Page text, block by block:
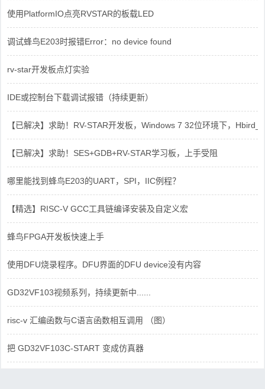
使用PlatformIO点亮RVSTAR的板载LED
调试蜂鸟E203时报错Error：no device found
rv-star开发板点灯实验
IDE或控制台下载调试报错（持续更新）
【已解决】求助！RV-STAR开发板，Windows 7 32位环境下，
【已解决】求助！SES+GDB+RV-STAR学习板，上手受阻
哪里能找到蜂鸟E203的UART，SPI，IIC例程？
【精选】RISC-V GCC工具链编译安装及自定义宏
蜂鸟FPGA开发板快速上手
使用DFU烧录程序。DFU界面的DFU device没有内容
GD32VF103视频系列，持续更新中......
risc-v 汇编函数与C语言函数相互调用 （图）
把 GD32VF103C-START 变成仿真器